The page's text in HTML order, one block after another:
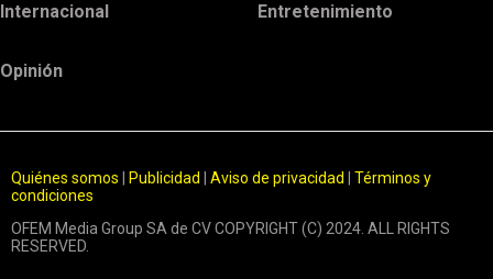
Internacional Entretenimiento
Opinión
Quiénes somos Publicidad Aviso de privacidad
Términos y
condiciones
OFEM Media Group SA de CV COPYRIGHT (C) 2024. ALL RIGHTS
RESERVED.